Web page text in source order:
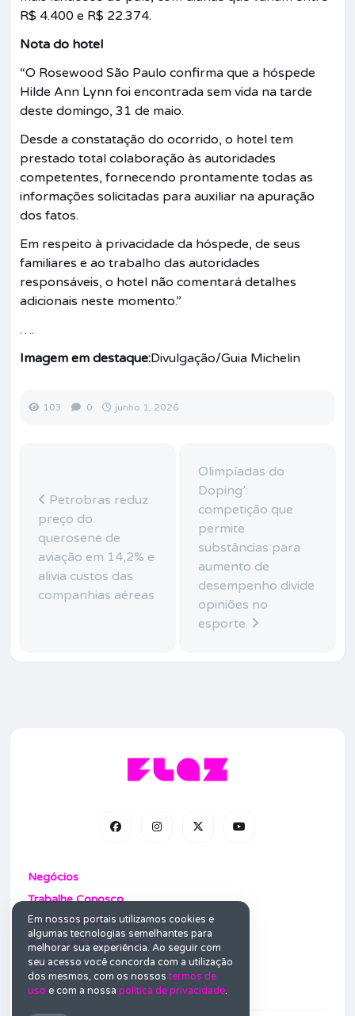
R$ 4.400 e R$ 22.374.
Nota do hotel
“O Rosewood São Paulo confirma que a hóspede
Hilde Ann Lynn foi encontrada sem vida na tarde
deste domingo, 31 de maio.
Desde a constatação do ocorrido, o hotel tem
prestado total colaboração às autoridades
competentes, fornecendo prontamente todas as
informações solicitadas para auxiliar na apuração
dos fatos.
Em respeito à privacidade da hóspede, de seus
familiares e ao trabalho das autoridades
responsáveis, o hotel não comentará detalhes
adicionais neste momento.”
….
Imagem em destaque:Divulgação/Guia Michelin
103 0 junho 1, 2026
Petrobras reduz
preço do
querosene de
aviação em 14,2% e
alivia custos das
companhias aéreas
Olimpíadas do
Doping’:
competição que
permite
substâncias para
aumento de
desempenho divide
opiniões no
esporte.
Negócios
Trabalhe Conosco
Termos de uso
Política de Privacidade
Contatos
Em nossos portais utilizamos cookies e
algumas tecnologias semelhantes para
melhorar sua experiência. Ao seguir com
seu acesso você concorda com a utilização
dos mesmos, com os nossos termos de
uso e com a nossa política de privacidade.